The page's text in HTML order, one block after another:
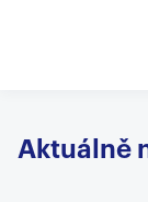
Aktuálně